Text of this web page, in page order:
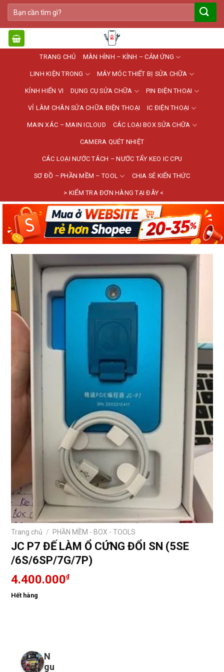
Bỏ
qua
nội
dung
Tìm
kiếm:
TRANG CHỦ MÀN HÌNH – KÍNH – CẢM ỨNG
LINH KIỆN TRONG MÁY MÓC THIẾT BỊ SỬA CHỮA
KÍNH HIỂN VI DỤNG CỤ SỬA CHỮA PIN ĐIỆN THOẠI
VỈ LÀM CHÂN SỬA CHỮA ĐIỆN THOẠI IC ĐIỆN THOẠI
MAIN XÁC – MAIN ICLOUD CÁC LOẠI BOX SỬA CHỮA
CAMERA QUÉT NHIỆT
CÁC LOẠI NƯỚC TÁCH – NƯỚC TẨY KEO IC CPU
SƠ ĐỒ – PHẦN MỀM – TOOL CHIA SẺ KIẾN THỨC
> KIỂM TRA ĐƠN HÀNG TẠI ĐÂY <
Trang chủ / PHẦN MỀM - BOX - TOOLS
JC P7 ĐẾ LÀM Ổ CỨNG ĐỔI SN (5SE
/6S/6SP/7G/7P)
4.400.000₫
Hết hàng
N
gu